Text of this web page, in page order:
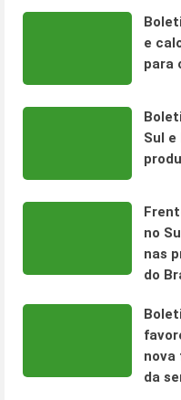
e
para
Sul
no
nas
do
nova
da